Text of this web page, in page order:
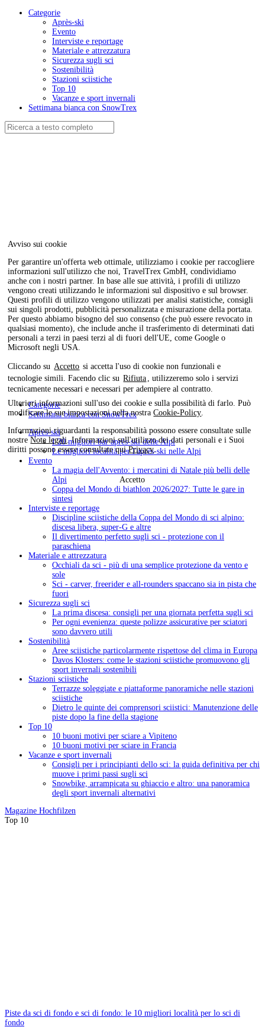
Avviso sui cookie
Per garantire un'offerta web ottimale, utilizziamo i cookie per raccogliere
informazioni sull'utilizzo che noi, TravelTrex GmbH, condividiamo
anche con i nostri partner. In base alle sue attività, i profili di utilizzo
vengono creati utilizzando le informazioni sul dispositivo e sul browser.
Questi profili di utilizzo vengono utilizzati per analisi statistiche, consigli
sui singoli prodotti, pubblicità personalizzata e misurazione della portata.
Per questo abbiamo bisogno del suo consenso (che può essere revocato in
qualsiasi momento), che include anche il trasferimento di determinati dati
personali a terzi in paesi terzi al di fuori dell'UE, come Google o
Microsoft negli USA.
Cliccando su Accetto si accetta l'uso di cookie non funzionali e
tecnologie simili. Facendo clic su Rifiuta
, utilizzeremo solo i servizi
tecnicamente necessari e necessari per adempiere al contratto.
Ulteriori informazioni sull'uso dei cookie e sulla possibilità di farlo. Può
modificare le sue impostazioni nella nostraCookie-Policy
Informazioni riguardanti la responsabilità possono essere consultate sulle
nostreNote legali . Informazioni sull'utilizzo dei dati personali e i Suoi
diritti possono essere consultate quiPrivacy
Accetto
Categorie
Après-ski
Evento
Interviste e reportage
Materiale e attrezzatura
Sicurezza sugli sci
Sostenibilità
Stazioni sciistiche
Top 10
Vacanze e sport invernali
Settimana bianca con SnowTrex
Categorie
Settimana bianca con SnowTrex
Après-ski
I 20 migliori bar après-ski delle Alpi
Le migliori località per l'après-ski nelle Alpi
Evento
La magia dell'Avvento: i mercatini di Natale più belli delle
Alpi
Coppa del Mondo di biathlon 2026/2027: Tutte le gare in
sintesi
Interviste e reportage
Discipline sciistiche della Coppa del Mondo di sci alpino:
discesa libera, super-G e altre
Il divertimento perfetto sugli sci - protezione con il
paraschiena
Materiale e attrezzatura
Occhiali da sci - più di una semplice protezione da vento e
sole
Sci - carver, freerider e all-rounders spaccano sia in pista che
fuori
Sicurezza sugli sci
La prima discesa: consigli per una giornata perfetta sugli sci
Per ogni evenienza: queste polizze assicurative per sciatori
sono davvero utili
Sostenibilità
Aree sciistiche particolarmente rispettose del clima in Europa
Davos Klosters: come le stazioni sciistiche promuovono gli
sport invernali sostenibili
Stazioni sciistiche
Terrazze soleggiate e piattaforme panoramiche nelle stazioni
sciistiche
Dietro le quinte dei comprensori sciistici: Manutenzione delle
piste dopo la fine della stagione
Top 10
10 buoni motivi per sciare a Vipiteno
10 buoni motivi per sciare in Francia
Vacanze e sport invernali
Consigli per i principianti dello sci: la guida definitiva per chi
muove i primi passi sugli sci
Snowbike, arrampicata su ghiaccio e altro: una panoramica
degli sport invernali alternativi
Magazine Hochfilzen
Top 10
Piste da sci di fondo e sci di fondo: le 10 migliori località per lo sci di
fondo